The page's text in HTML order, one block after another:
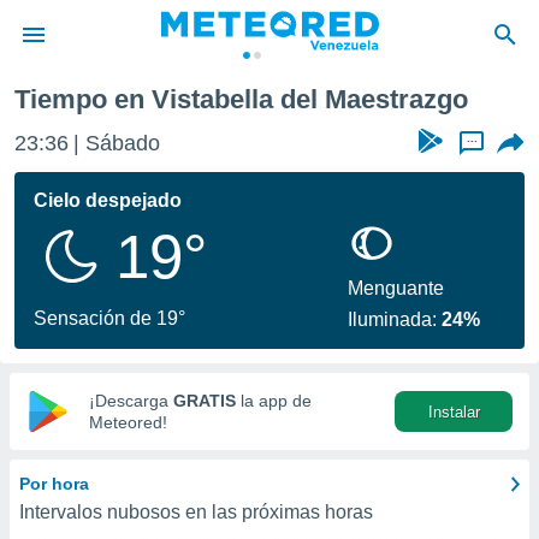
de
ha
calidad.
a este
las
y
digital
basada
Tiempo en Vistabella del Maestrazgo
23:36 Sábado ...
Cielo despejado
19°
Sensación de 19°
Menguante
Iluminada:24%
¡Descarga GRATIS la app de
Meteored!
Instalar
Por hora
Intervalos nubosos en las próximas horas